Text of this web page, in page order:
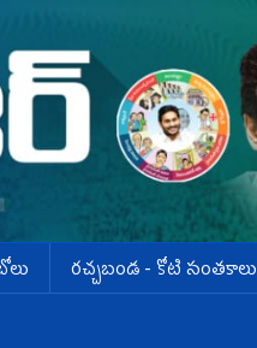
ర‌చ్చ‌బండ‌ - కోటి సంత‌కాలు